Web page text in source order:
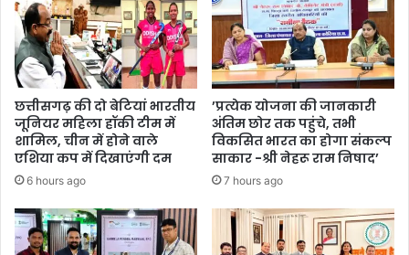
छत्तीसगढ़ की दो बेटियां भारतीय
जूनियर महिला हॉकी टीम में
शामिल, चीन में होने वाले
एशिया कप में दिखाएंगी दम
6 hours ago
’प्रत्येक योजना की जानकारी
अंतिम छोर तक पहुंचे, तभी
विकसित भारत का होगा संकल्प
साकार -श्री नेहरू राम निषाद’
7 hours ago